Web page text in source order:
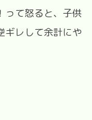
って怒ると、子供
ギレして余計にや